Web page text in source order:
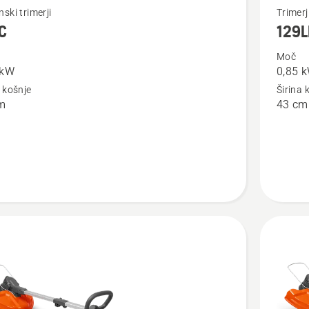
trimerji
košnje
Oglejte
večMoč
0,85
Širina
43 cm